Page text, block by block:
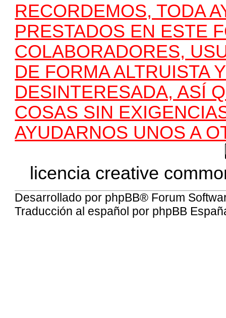
RECORDEMOS, TODA
PRESTADOS EN ESTE
COLABORADORES,
DE FORMA ALTRUISTA
DESINTERESADA, ASÍ
COSAS SIN
AYUDARNOS UNOS A
licencia creative
Desarrollado por phpBB® Forum
Traducción al español por phpBB